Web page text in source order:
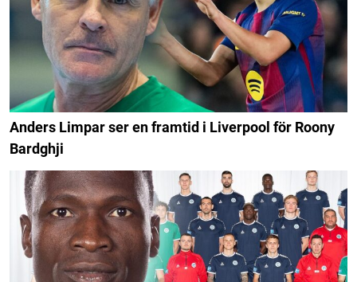
Anders Limpar ser en framtid i Liverpool för Roony
Bardghji